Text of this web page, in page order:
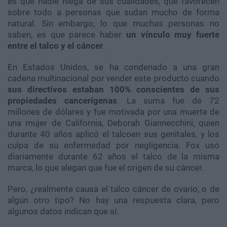
sobre todo a personas que sudan mucho de forma
natural. Sin embargo, lo que muchas personas no
saben, es que parece haber un vínculo muy fuerte
entre el talco y el cáncer.
En Estados Unidos, se ha condenado a una gran
cadena multinacional por vender este producto cuando
sus directivos estaban 100% conscientes de sus
propiedades cancerígenas. La suma fue de 72
millones de dólares y fue motivada por una muerte de
una mujer de California, Deborah Giannecchini, quien
durante 40 años aplicó el talcoen sus genitales, y los
culpa de su enfermedad por negligencia. Fox usó
diariamente durante 62 años el talco de la misma
marca, lo que alegan que fue el origen de su cáncer.
Pero, ¿realmente causa el talco cáncer de ovario, o de
algún otro tipo? No hay una respuesta clara, pero
algunos datos indican que sí.